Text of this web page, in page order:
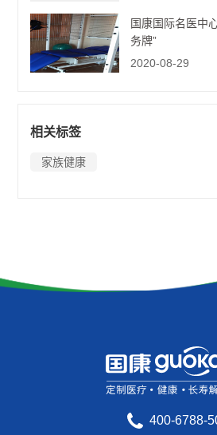
国康国际名医中
务牌”
2020-08-29
相关标签
家族健康
400-6788-